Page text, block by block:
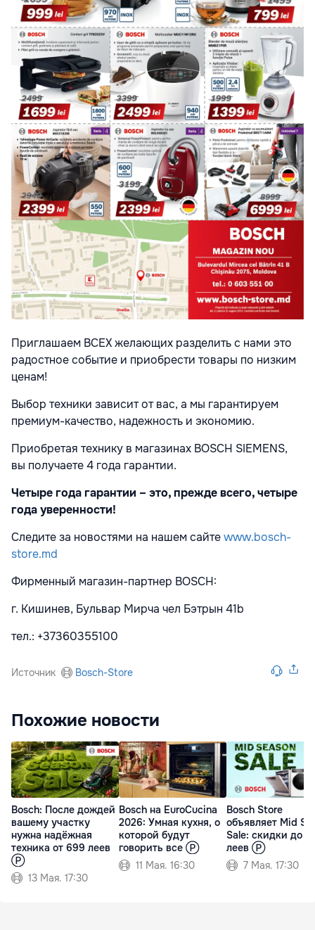
Приглашаем ВСЕХ желающих разделить с нами это
радостное событие и приобрести товары по низким
ценам!
Выбор техники зависит от вас, а мы гарантируем
премиум-качество, надежность и экономию.
Приобретая технику в магазинах BOSCH SIEMENS,
вы получаете 4 года гарантии.
Четыре года гарантии – это, прежде всего, четыре
года уверенности!
Следите за новостями на нашем сайтеwww.bosch-
store.md
Фирменный магазин-партнер BOSCH:
г. Кишинев, Бульвар Мирча чел Бэтрын 41b
тел.: +37360355100
Источник Bosch-Store
Похожие новости
Bosch: После дождей
вашему участку
нужна надёжная
техника от 699 леев
Ⓟ
13 Мая. 17:30
Bosch на EuroCucina
2026: Умная кухня, о
которой будут
говорить все Ⓟ
11 Мая. 16:30
Bosch Store
объявляет Mid
Sale: скидки до
леев Ⓟ
7 Мая. 17:30